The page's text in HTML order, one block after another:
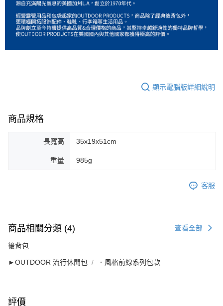
顯示電腦版詳細說明
商品規格
長寬高 35x19x51cm
重量 985g
客服
商品相關分類 (4) 查看全部
後背包
►OUTDOOR 流行休閒包 ．風格前線系列包款
評價